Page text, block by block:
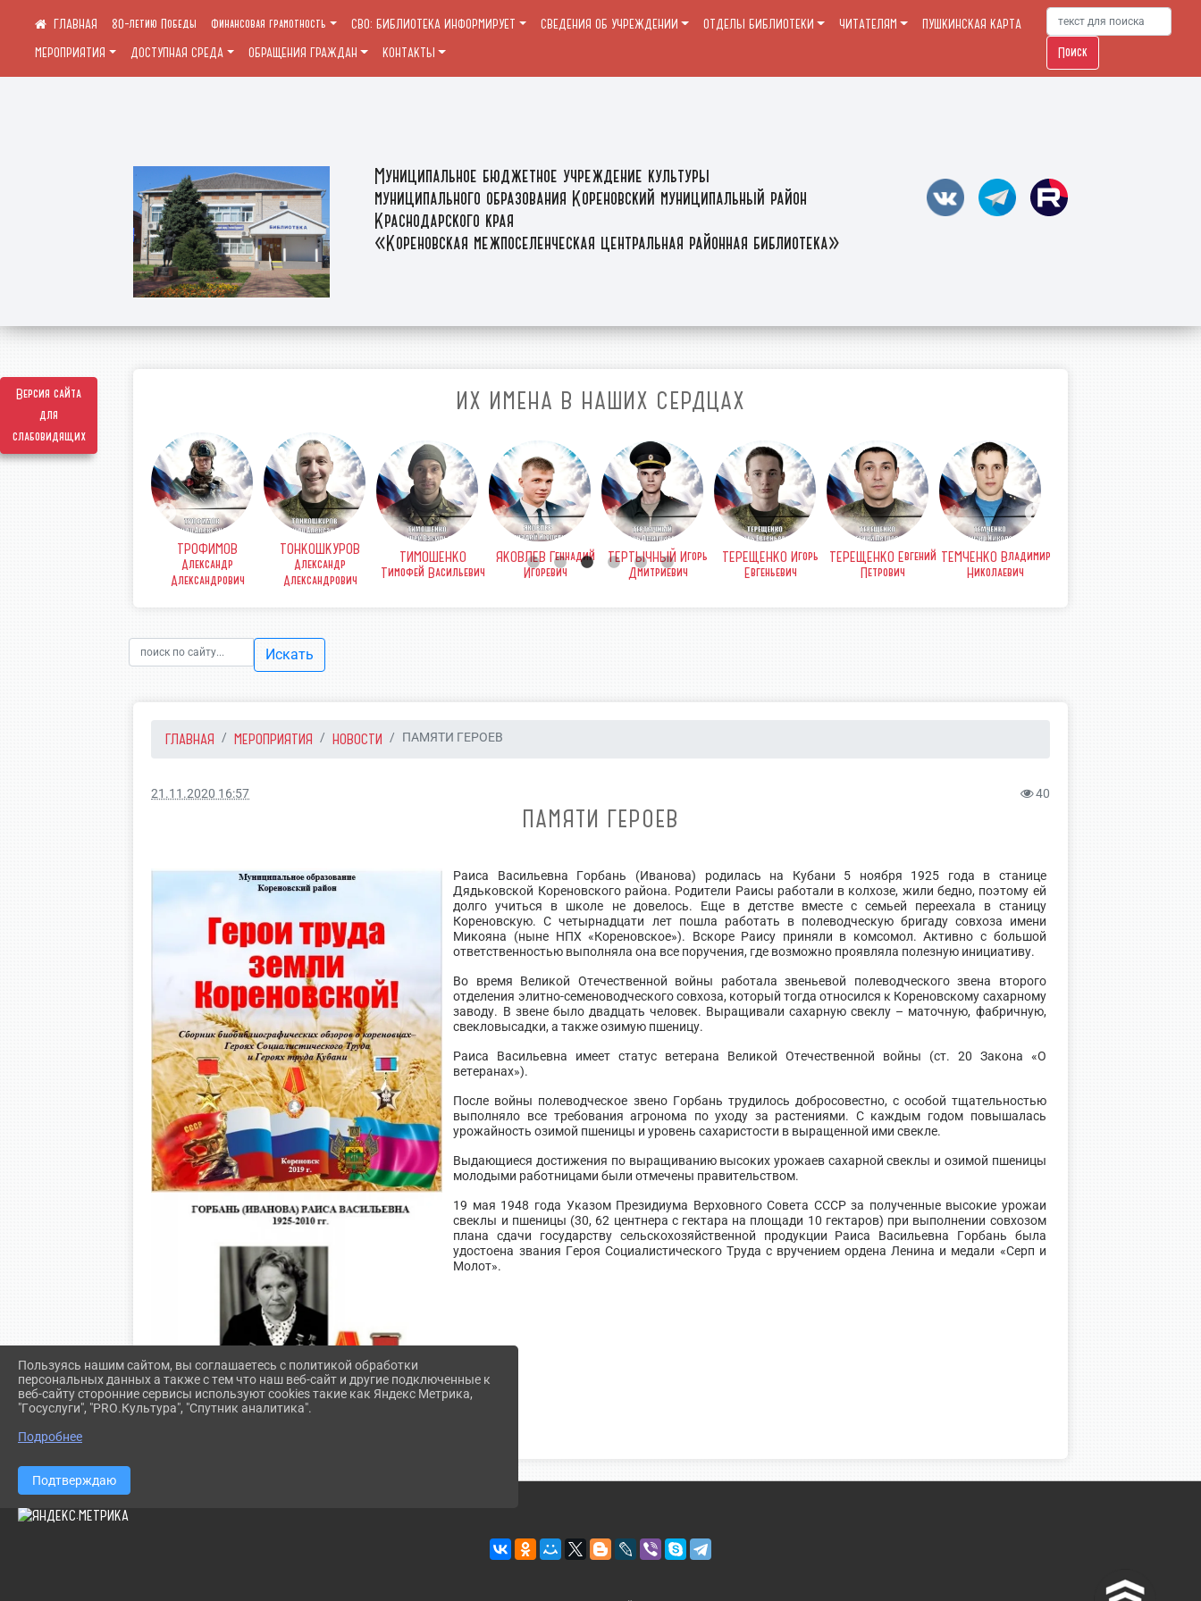
Версия сайта
для
слабовидящих
Муниципальное бюджетное учреждение культуры
муниципального образования Кореновский муниципальный район
Краснодарского края
«Кореновская межпоселенческая центральная районная библиотека»
80-летию Победы Финансовая грамотность СВО: БИБЛИОТЕКА ИНФОРМИРУЕТ СВЕДЕНИЯ ОБ УЧРЕЖДЕНИИ ОТДЕЛЫ БИБЛИОТЕКИ ЧИТАТЕЛЯМ
ПУШКИНСКАЯ КАРТА
МЕРОПРИЯТИЯ
ДОСТУПНАЯ СРЕДА ОБРАЩЕНИЯ ГРАЖДАН КОНТАКТЫ Поиск
ИХ ИМЕНА В НАШИХ СЕРДЦАХ
ТРОФИМОВ
Александр
Александрович
ТОНКОШКУРОВ
Александр
Александрович
ТИМОШЕНКО
Тимофей Васильевич
ЯКОВЛЕВ Геннадий
Игоревич
ТЕРТЫЧНЫЙ Игорь
Дмитриевич
ТЕРЕЩЕНКО Игорь
Евгеньевич
ТЕРЕЩЕНКО Евгений
Петрович
ТЕМЧЕНКО Владимир
Николаевич
Искать
ГЛАВНАЯ МЕРОПРИЯТИЯ НОВОСТИ ПАМЯТИ ГЕРОЕВ
21.11.2020 16:57 40
ПАМЯТИ ГЕРОЕВ
Раиса Васильевна Горбань (Иванова) родилась на Кубани 5 ноября 1925 года в станице
Дядьковской Кореновского района. Родители Раисы работали в колхозе, жили бедно, поэтому ей
долго учиться в школе не довелось. Еще в детстве вместе с семьей переехала в станицу
Кореновскую. С четырнадцати лет пошла работать в полеводческую бригаду совхоза имени
Микояна (ныне НПХ «Кореновское»). Вскоре Раису приняли в комсомол. Активно с большой
ответственностью выполняла она все поручения, где возможно проявляла полезную инициативу.
Во время Великой Отечественной войны работала звеньевой полеводческого звена второго
отделения элитно-семеноводческого совхоза, который тогда относился к Кореновскому сахарному
заводу. В звене было двадцать человек. Выращивали сахарную свеклу – маточную, фабричную,
свекловысадки, а также озимую пшеницу.
Раиса Васильевна имеет статус ветерана Великой Отечественной войны (ст. 20 Закона «О
ветеранах»).
После войны полеводческое звено Горбань трудилось добросовестно, с особой тщательностью
выполняло все требования агронома по уходу за растениями. С каждым годом повышалась
урожайность озимой пшеницы и уровень сахаристости в выращенной ими свекле.
Выдающиеся достижения по выращиванию высоких урожаев сахарной свеклы и озимой пшеницы
молодыми работницами были отмечены правительством.
19 мая 1948 года Указом Президиума Верховного Совета СССР за полученные высокие урожаи
свеклы и пшеницы (30, 62 центнера с гектара на площади 10 гектаров) при выполнении совхозом
плана сдачи государству сельскохозяйственной продукции Раиса Васильевна Горбань была
удостоена звания Героя Социалистического Труда с вручением ордена Ленина и медали «Серп и
Молот».
^
Пользуясь нашим сайтом, вы соглашаетесь с политикой обработки
персональных данных а также с тем что наш веб-сайт и другие подключенные к
веб-сайту сторонние сервисы используют cookies такие как Яндекс Метрика,
"Госуслуги", "PRO.Культура", "Спутник аналитика".
Подробнее
Подтверждаю